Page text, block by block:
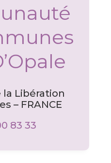
la Libération
– FRANCE
83 33